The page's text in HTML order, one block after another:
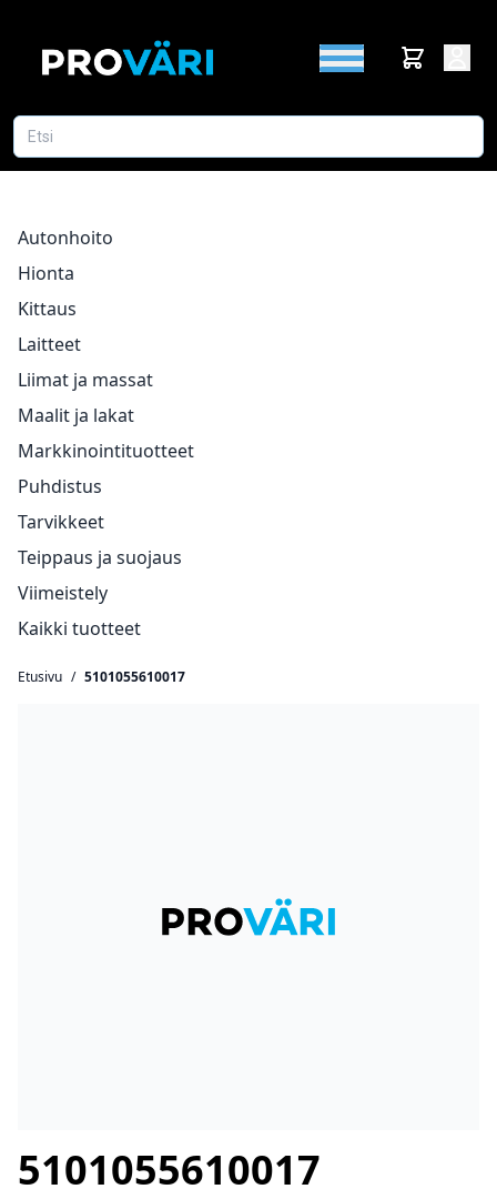
Autonhoito
Hionta
Kittaus
Laitteet
Liimat ja massat
Maalit ja lakat
Markkinointituotteet
Puhdistus
Tarvikkeet
Teippaus ja suojaus
Viimeistely
Kaikki tuotteet
Etusivu / 5101055610017
5101055610017